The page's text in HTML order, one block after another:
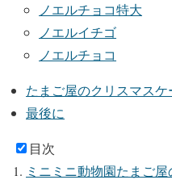
ノエルチョコ特大
ノエルイチゴ
ノエルチョコ
たまご屋のクリスマス
最後に
目次
ミニミニ動物園たまご